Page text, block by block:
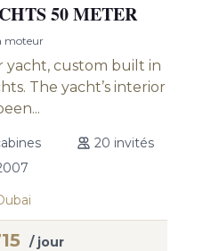
50 METER
moteur
yacht, custom built in
The yacht’s interior
20 invités
/ jour